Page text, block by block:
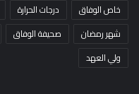
خاص الوفاق
درجات الحرارة
شهر رمضان
صحيفة الوفاق
ولي العهد